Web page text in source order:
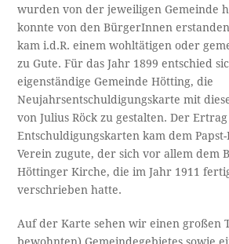
wurden von der jeweiligen Gemeinde
konnte von den BürgerInnen
kam i.d.R. einem wohltätigen oder
zu Gute. Für das Jahr 1899 entschied
eigenständige Gemeinde Hötting, die
Neujahrsentschuldigungskarte mit
von Julius Röck zu gestalten. Der
Entschuldigungskarten kam dem
Verein zugute, der sich vor allem dem
Höttinger Kirche, die im Jahr 1911
verschrieben hatte.
Auf der Karte sehen wir einen großen
bewohnten) Gemeindegebietes sowie